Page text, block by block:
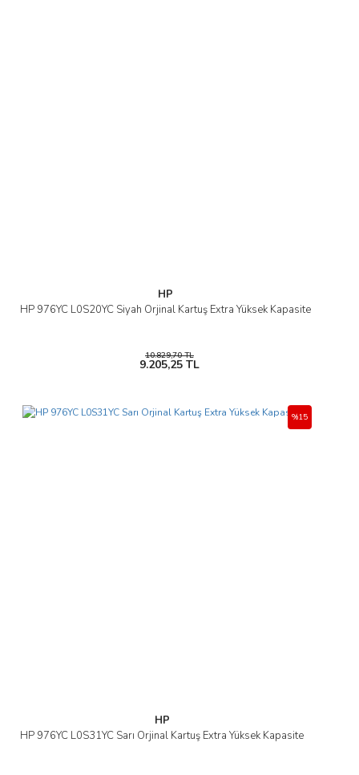
HP
HP 976YC L0S20YC Siyah Orjinal Kartuş Extra Yüksek Kapasite
10.829,70 TL
9.205,25 TL
HP
HP 976YC L0S31YC Sarı Orjinal Kartuş Extra Yüksek Kapasite
%15